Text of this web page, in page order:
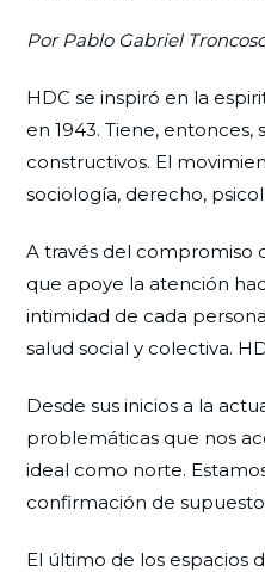
Por Pablo Gabriel
HDC se inspiró en la
en 1943. Tiene,
constructivos. El
sociología, derecho,
A través del compromiso
que apoye la atención
intimidad de cada
salud social y colectiva.
Desde sus inicios a la
problemáticas que nos
ideal como norte.
confirmación de
El último de los espacios